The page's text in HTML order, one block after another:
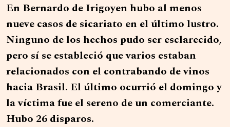
En Bernardo de Irigoyen hubo al menos
nueve casos de sicariato en el último lustro.
Ninguno de los hechos pudo ser esclarecido,
pero sí se estableció que varios estaban
relacionados con el contrabando de vinos
hacia Brasil. El último ocurrió el domingo y
la víctima fue el sereno de un comerciante.
Hubo 26 disparos.